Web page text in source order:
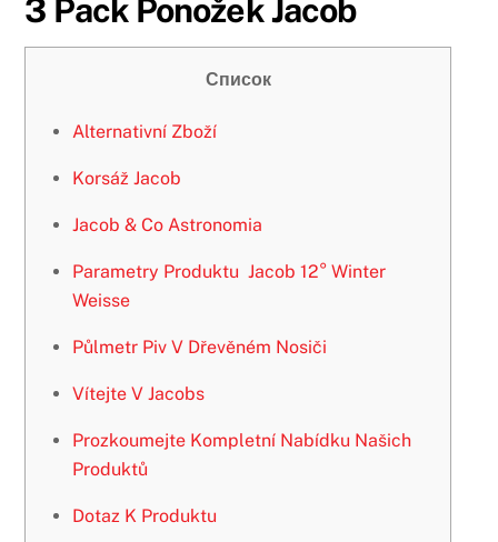
3 Pack Ponožek Jacob
Список
Alternativní Zboží
Korsáž Jacob
Jacob & Co Astronomia
Parametry Produktu Jacob 12° Winter
Weisse
Půlmetr Piv V Dřevěném Nosiči
Vítejte V Jacobs
Prozkoumejte Kompletní Nabídku Našich
Produktů
Dotaz K Produktu